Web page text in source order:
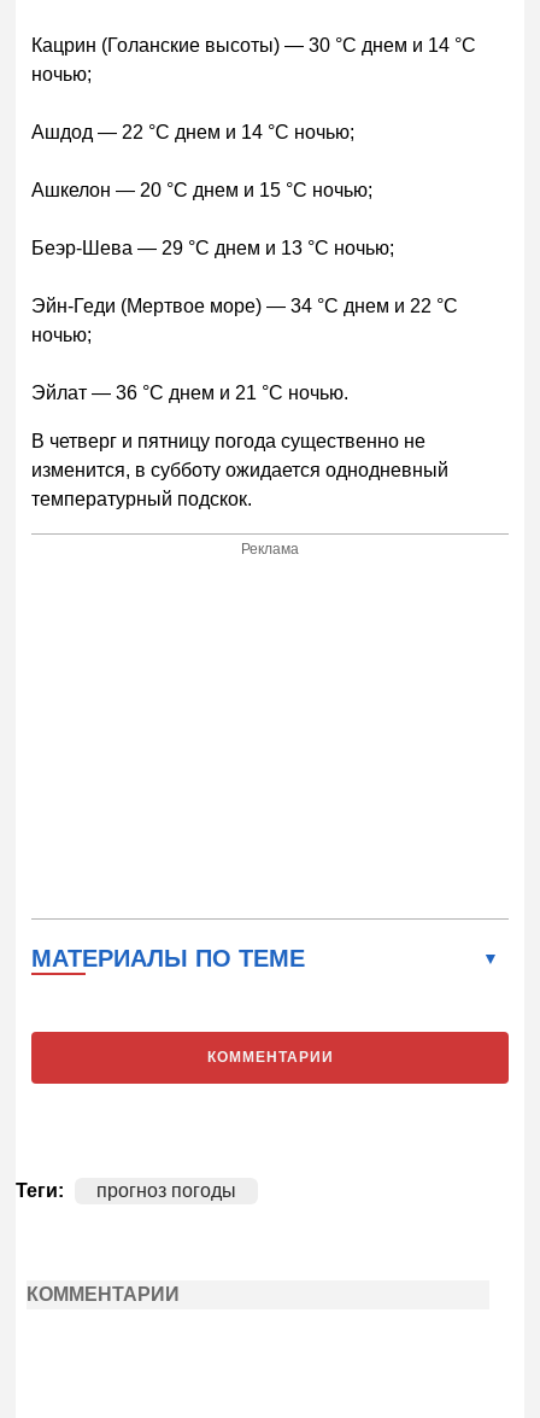
Кацрин (Голанские высоты) — 30 °C днем и 14 °C
ночью;
Ашдод — 22 °C днем и 14 °C ночью;
Ашкелон — 20 °C днем и 15 °C ночью;
Беэр-Шева — 29 °C днем и 13 °C ночью;
Эйн-Геди (Мертвое море) — 34 °C днем и 22 °C
ночью;
Эйлат — 36 °C днем и 21 °C ночью.
В четверг и пятницу погода существенно не
изменится, в субботу ожидается однодневный
температурный подскок.
Реклама
МАТЕРИАЛЫ ПО ТЕМЕ
КОММЕНТАРИИ
Теги: прогноз погоды
КОММЕНТАРИИ